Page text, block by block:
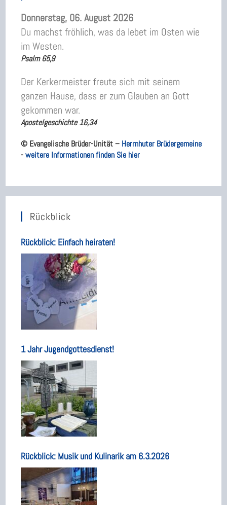
Donnerstag, 06. August 2026
Du machst fröhlich, was da lebet im Osten wie
im Westen.
Psalm 65,9
Der Kerkermeister freute sich mit seinem
ganzen Hause, dass er zum Glauben an Gott
gekommen war.
Apostelgeschichte 16,34
© Evangelische Brüder-Unität – Herrnhuter Brüdergemeine
-weitere Informationen finden Sie hier
Rückblick
Rückblick: Einfach heiraten!
1 Jahr Jugendgottesdienst!
Rückblick: Musik und Kulinarik am 6.3.2026